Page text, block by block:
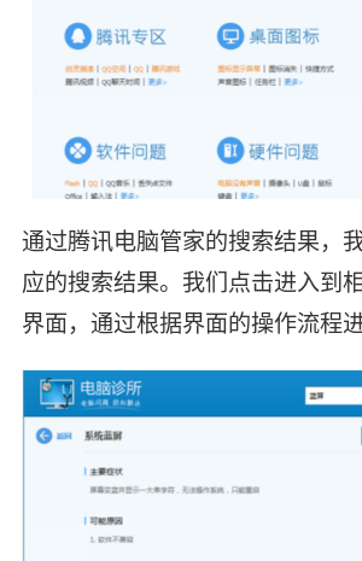
通过腾讯电脑管家的搜索结果，
应的搜索结果。我们点击进入到
界面，通过根据界面的操作流程进